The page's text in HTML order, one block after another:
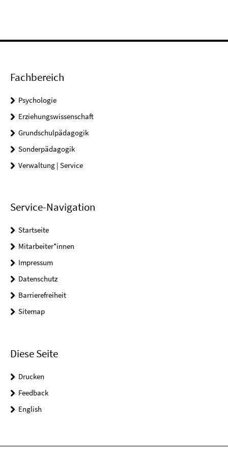
Fachbereich
Psychologie
Erziehungswissenschaft
Grundschulpädagogik
Sonderpädagogik
Verwaltung | Service
Service-Navigation
Startseite
Mitarbeiter*innen
Impressum
Datenschutz
Barrierefreiheit
Sitemap
Diese Seite
Drucken
Feedback
English